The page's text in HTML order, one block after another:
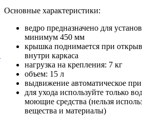
Основные характеристики:
ведро предназначено для
минимум 450 мм
крышка поднимается при
внутри каркаса
нагрузка на крепления: 7 кг
объем: 15 л
выдвижение автоматическое
для ухода используйте только
моющие средства (нельзя
вещества и материалы)